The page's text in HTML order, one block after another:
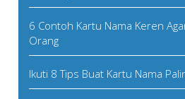
6 Contoh Kartu Nama Keren
Orang
Ikuti 8 Tips Buat Kartu Nama